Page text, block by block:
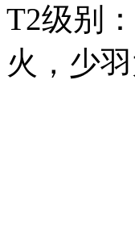
T2级别
火，少